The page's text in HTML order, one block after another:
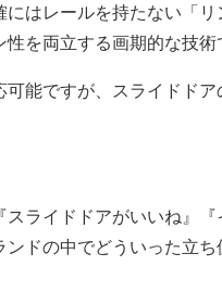
はレールを持たない「リ
を両立する画期的な技術
能ですが、スライドドア
ライドドアがいいね』『
ドの中でどういった立